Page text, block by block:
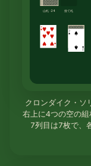
山札 · 24 捨て札
クロンダイク・ソ
右上に4つの空の組
7列目は7枚で、